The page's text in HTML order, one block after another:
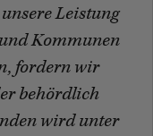
Leistung
Kommunen
fordern wir
behördlich
wird unter